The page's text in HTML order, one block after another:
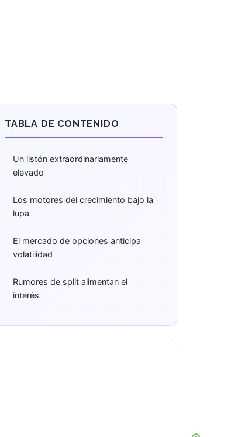
TABLA DE CONTENIDO
Un listón extraordinariamente
elevado
Los motores del crecimiento bajo la
lupa
El mercado de opciones anticipa
volatilidad
Rumores de split alimentan el
interés